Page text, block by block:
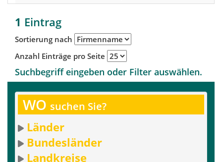
1 Eintrag
Sortierung nach
Anzahl Einträge pro Seite
Suchbegriff eingeben oder Filter auswählen.
WO suchen Sie?
Länder
Bundesländer
Landkreise